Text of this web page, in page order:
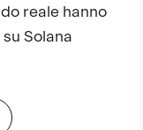
reale hanno
Solana